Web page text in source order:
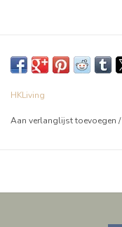
HKLiving
Aan verlanglijst toevoegen /